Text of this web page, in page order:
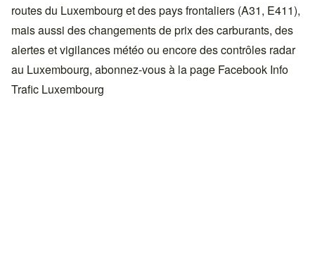
routes du Luxembourg et des pays frontaliers (A31, E411),
mais aussi des changements de prix des carburants, des
alertes et vigilances météo ou encore des contrôles radar
au Luxembourg, abonnez-vous à la page Facebook Info
Trafic Luxembourg